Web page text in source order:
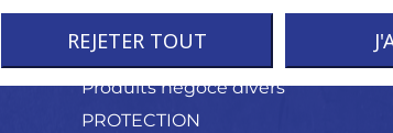
REJETER TOUT
ACCESSOIRES
Produits négoce divers
PROTECTION